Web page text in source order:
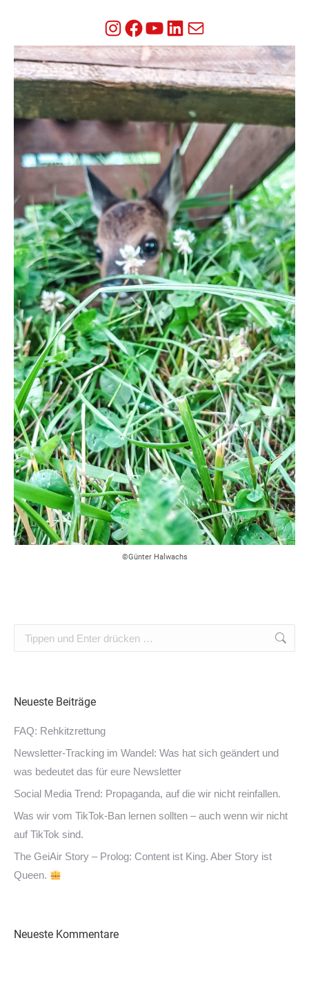
Instagram Facebook YouTube LinkedIn Mail
©Günter Halwachs
Search:
Neueste Beiträge
FAQ: Rehkitzrettung
Newsletter-Tracking im Wandel: Was hat sich geändert und
was bedeutet das für eure Newsletter
Social Media Trend: Propaganda, auf die wir nicht reinfallen.
Was wir vom TikTok-Ban lernen sollten – auch wenn wir nicht
auf TikTok sind.
The GeiAir Story – Prolog: Content ist King. Aber Story ist
Queen.
Neueste Kommentare